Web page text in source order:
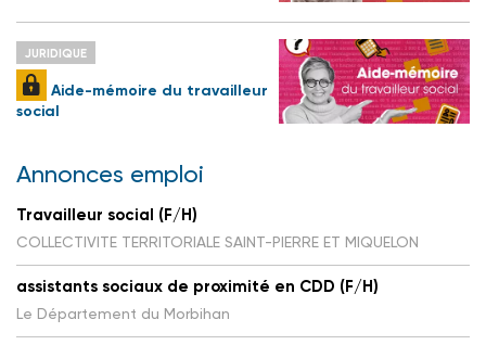
JURIDIQUE
Aide-mémoire du travailleur
social
Annonces emploi
Travailleur social (F/H)
COLLECTIVITE TERRITORIALE SAINT-PIERRE ET MIQUELON
assistants sociaux de proximité en CDD (F/H)
Le Département du Morbihan